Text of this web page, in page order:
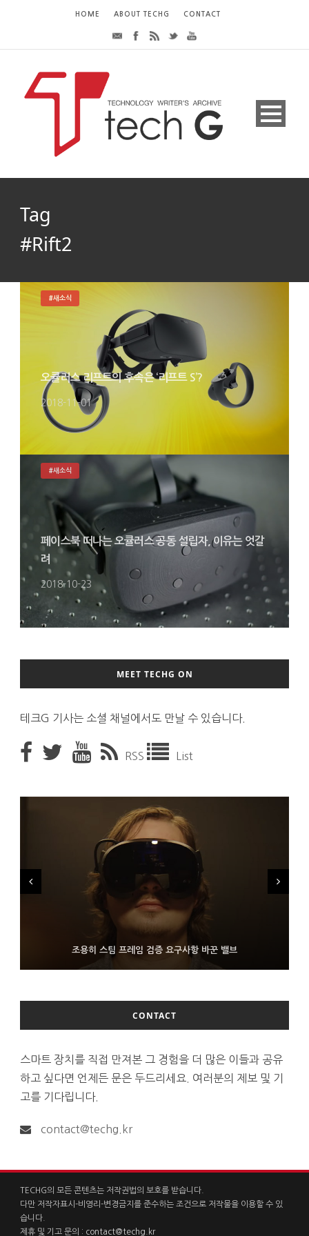
HOME ABOUT TECHG CONTACT
Tag
#Rift2
오큘러스 리프트의 후속은 ‘리프트 S’?
2018-11-01
#새소식
페이스북 떠나는 오큘러스 공동 설립자, 이유는 엇갈
려
2018-10-23
#새소식
MEET TECHG ON
테크G 기사는 소셜 채널에서도 만날 수 있습니다.
RSS List
조용히 스팀 프레임 검증 요구사항 바꾼 밸브
9월 4일부터 서비스 접는 안드로이드 장치용 구글 어시스턴트
FMS 2026서 차세대 3D 메모리 ZHBM·ZNAND-O 모형 처음 선
보인 삼성전자
CONTACT
스마트 장치를 직접 만져본 그 경험을 더 많은 이들과 공유
하고 싶다면 언제든 문은 두드리세요. 여러분의 제보 및 기
고를 기다립니다.
contact@techg.kr
TECHG의 모든 콘텐츠는 저작권법의 보호를 받습니다.
다만 저작자표시-비영리-변경금지를 준수하는 조건으로 저작물을 이용할 수 있
습니다.
제휴 및 기고 문의 : contact@techg.kr